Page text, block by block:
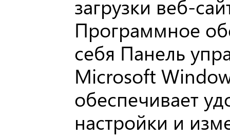
загрузки веб-
Программное
себя Панель
Microsoft
обеспечивает
настройки и